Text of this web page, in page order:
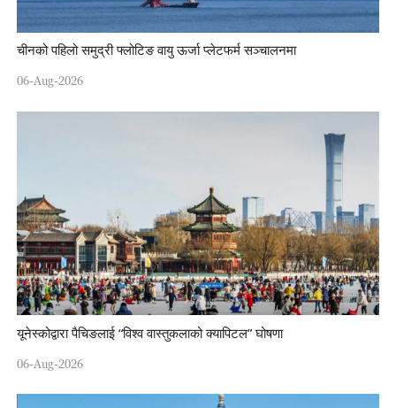
चीनको पहिलो समुद्री फ्लोटिङ वायु ऊर्जा प्लेटफर्म सञ्चालनमा
06-Aug-2026
यूनेस्कोद्वारा पैचिङलाई “विश्व वास्तुकलाको क्यापिटल” घोषणा
06-Aug-2026